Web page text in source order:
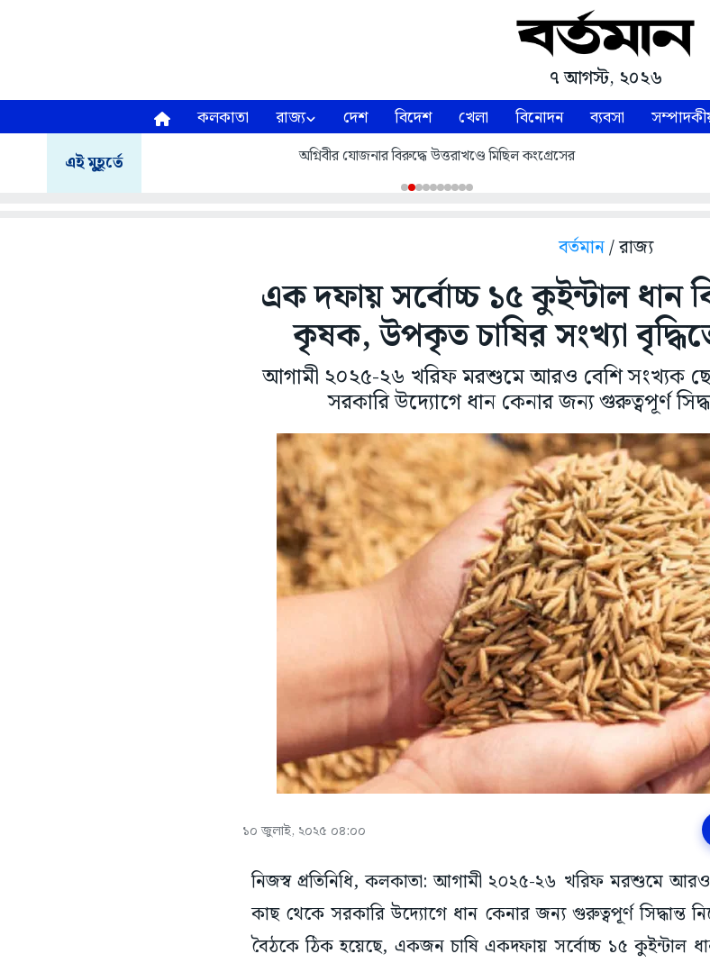
৭ আগস্ট, ২০২৬
কলকাতা রাজ্য দেশ বিদেশ খেলা বিনোদন ব্যবসা
এই মুহূর্তে অগ্নিবীর যোজনার বিরুদ্ধে উত্তরাখণ্ডে মিছিল কংগ্রেসের
বর্তমান/ রাজ্য
এক দফায় সর্বোচ্চ ১৫ কুইন্টাল ধান
কৃষক, উপকৃত চাষির সংখ্যা
আগামী ২০২৫-২৬ খরিফ মরশুমে আরও বেশি সংখ্যক
সরকারি উদ্যোগে ধান কেনার জন্য গুরুত্বপূর্ণ
১০ জুলাই, ২০২৫ ০৪:০০
নিজস্ব প্রতিনিধি, কলকাতা: আগামী ২০২৫-২৬ খরিফ মরশুমে আরও
কাছ থেকে সরকারি উদ্যোগে ধান কেনার জন্য গুরুত্বপূর্ণ সিদ্ধান্ত
বৈঠকে ঠিক হয়েছে, একজন চাষি একদফায় সর্বোচ্চ ১৫ কুইন্টাল